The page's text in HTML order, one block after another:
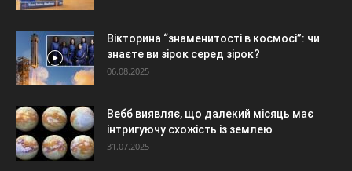
Вікторина “знаменитості в космосі”: чи
знаєте ви зірок серед зірок?
06.08.2025
Вебб виявляє, що далекий місяць має
інтригуючу схожість із землею
31.07.2025